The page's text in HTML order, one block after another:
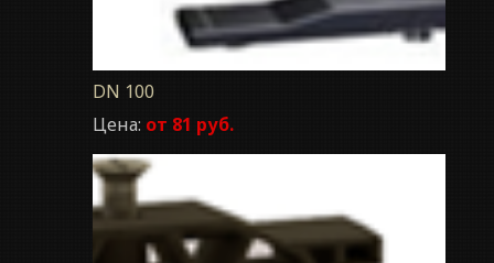
DN 100
Цена: от 81 руб.